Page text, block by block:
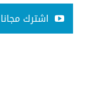
اشترك